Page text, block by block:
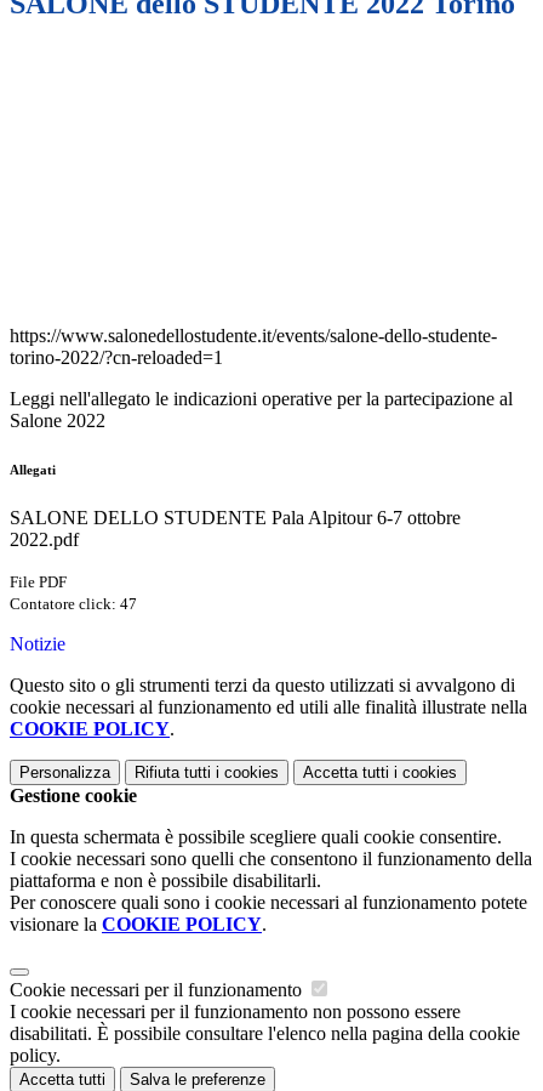
https://www.salonedellostudente.it/events/salone-dello-studente-
torino-2022/?cn-reloaded=1
Leggi nell'allegato le indicazioni operative per la partecipazione al
Salone 2022
Allegati
SALONE DELLO STUDENTE Pala Alpitour 6-7 ottobre
2022.pdf
File PDF
Contatore click: 47
Notizie
Questo sito o gli strumenti terzi da questo utilizzati si avvalgono di
cookie necessari al funzionamento ed utili alle finalità illustrate nella
COOKIE POLICY.
Personalizza Rifiuta tutti i cookies Accetta tutti i cookies
Gestione cookie
In questa schermata è possibile scegliere quali cookie consentire.
I cookie necessari sono quelli che consentono il funzionamento della
piattaforma e non è possibile disabilitarli.
Per conoscere quali sono i cookie necessari al funzionamento potete
visionare la COOKIE POLICY.
Cookie necessari per il funzionamento
I cookie necessari per il funzionamento non possono essere
disabilitati. È possibile consultare l'elenco nella pagina della cookie
policy.
Accetta tutti Salva le preferenze